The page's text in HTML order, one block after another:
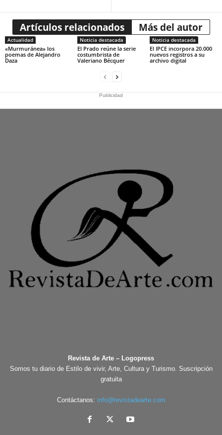
Artículos relacionados Más del autor
Actualidad
«Murmuránea» los
poemas de Alejandro
Daza
Noticia destacada
El Prado reúne la serie
costumbrista de
Valeriano Bécquer
Noticia destacada
El IPCE incorpora 20.000
nuevos registros a su
archivo digital
Publicidad
Revista de Arte – Logopress
Somos tu diario de Estilo de vivir, Arte, Cultura y Turismo. Suscripción
gratuita
Contáctanos: info@revistadearte.com